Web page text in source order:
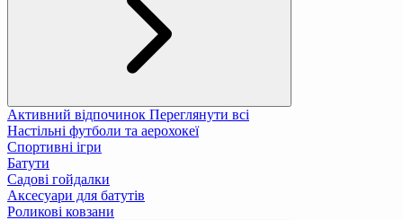
Активний відпочинок Переглянути всі
Настільні футболи та аерохокеї
Спортивні ігри
Батути
Садові гойдалки
Аксесуари для батутів
Роликові ковзани